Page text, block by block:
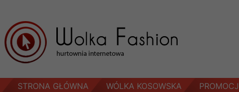
STRONA GŁÓWNA WÓLKA KOSOWSKA